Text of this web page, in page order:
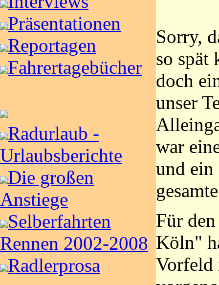
Präsentationen
Reportagen
Fahrertagebücher
Radurlaub -
Urlaubsberichte
Die großen
Anstiege
Selberfahrten
Rennen 2002-2008
Radlerprosa
Sorry,
so spät
doch
unser
war
und ein
Für
Köln"
Vorfeld